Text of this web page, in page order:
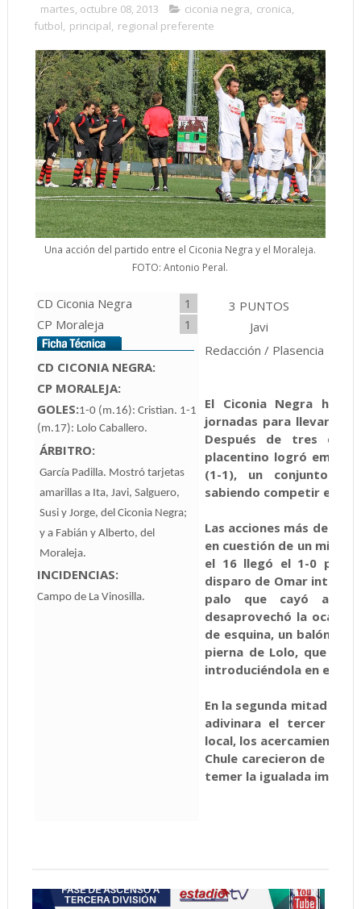
martes, octubre 08, 2013 ciconia negra, cronica,
futbol, principal, regional preferente
Una acción del partido entre el Ciconia Negra y el Moraleja.
FOTO: Antonio Peral.
CD Ciconia Negra
1
CP Moraleja
1
CD CICONIA NEGRA:
CP MORALEJA:
GOLES:1-0 (m.16): Cristian. 1-1
(m.17): Lolo Caballero.
ÁRBITRO:
García Padilla. Mostró tarjetas
amarillas a Ita, Javi, Salguero,
Susi y Jorge, del Ciconia Negra;
y a Fabián y Alberto, del
Moraleja.
INCIDENCIAS:
Campo de La Vinosilla.
3 PUNTOS
Javi
Redacción / Plasencia
El Ciconia Negra ha
jornadas para llevar el
Después de tres
placentino logró
(1-1), un conjunto
sabiendo competir en
Las acciones más
en cuestión de un
el 16 llegó el 1-0 para
disparo de Omar
palo que cayó a
desaprovechó la
de esquina, un balón
pierna de Lolo, que aun
introduciéndola en el
En la segunda mitad el
adivinara el tercer gol
local, los acercamientos
Chule carecieron de la
temer la igualada